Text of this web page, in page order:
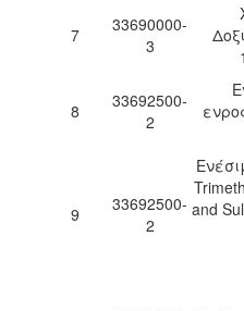
7
33690000-
3
8
33692500-
2
9
33692500-
2
and